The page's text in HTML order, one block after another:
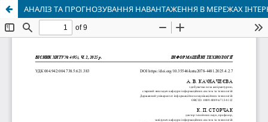
АНАЛІЗ ТА ПРОГНОЗУВАННЯ НАВАНТАЖЕННЯ В МЕРЕЖАХ